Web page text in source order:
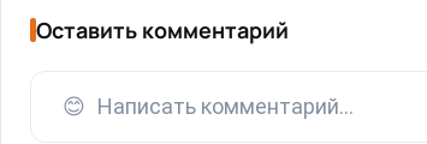
Оставить комментарий
😊 Написать комментарий...